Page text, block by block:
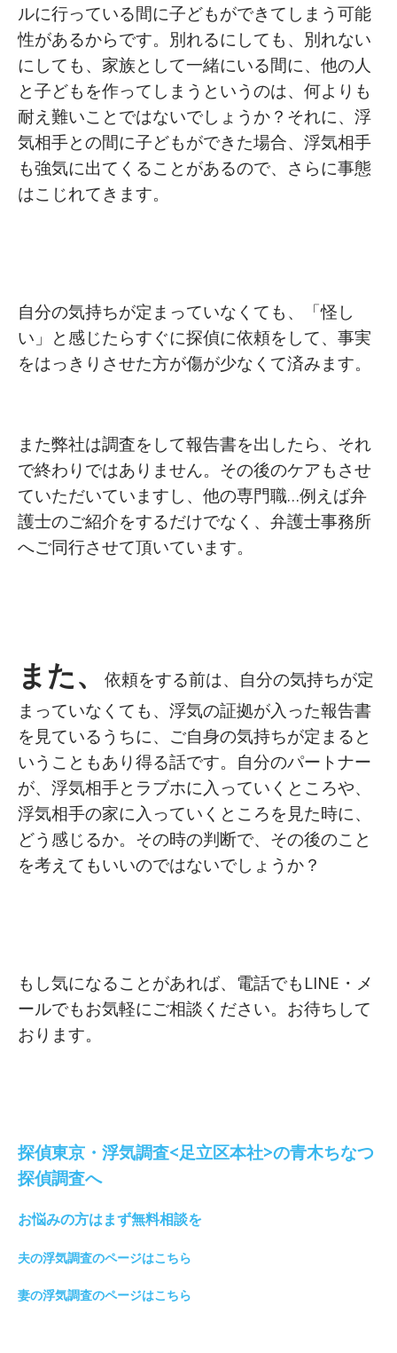
ルに行っている間に子どもができてしまう可能
性があるからです。別れるにしても、別れない
にしても、家族として一緒にいる間に、他の人
と子どもを作ってしまうというのは、何よりも
耐え難いことではないでしょうか？それに、浮
気相手との間に子どもができた場合、浮気相手
も強気に出てくることがあるので、さらに事態
はこじれてきます。
自分の気持ちが定まっていなくても、「怪し
い」と感じたらすぐに探偵に依頼をして、事実
をはっきりさせた方が傷が少なくて済みます。
また弊社は調査をして報告書を出したら、それ
で終わりではありません。その後のケアもさせ
ていただいていますし、他の専門職…例えば弁
護士のご紹介をするだけでなく、弁護士事務所
へご同行させて頂いています。
また、
依頼をする前は、自分の気持ちが定
まっていなくても、浮気の証拠が入った報告書
を見ているうちに、ご自身の気持ちが定まると
いうこともあり得る話です。自分のパートナー
が、浮気相手とラブホに入っていくところや、
浮気相手の家に入っていくところを見た時に、
どう感じるか。その時の判断で、その後のこと
を考えてもいいのではないでしょうか？
もし気になることがあれば、電話でもLINE・メ
ールでもお気軽にご相談ください。お待ちして
おります。
探偵東京・浮気調査<足立区本社>の青木ちなつ
探偵調査へ
お悩みの方はまず無料相談を
夫の浮気調査のページはこちら
妻の浮気調査のページはこちら